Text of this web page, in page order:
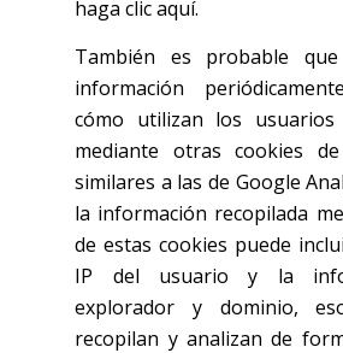
haga clic aquí.
También es probable que
información
cómo utilizan los
mediante otras cookies
similares a las de Google
la información recopilada
de estas cookies puede
IP del usuario y la
explorador y dominio,
recopilan y analizan de